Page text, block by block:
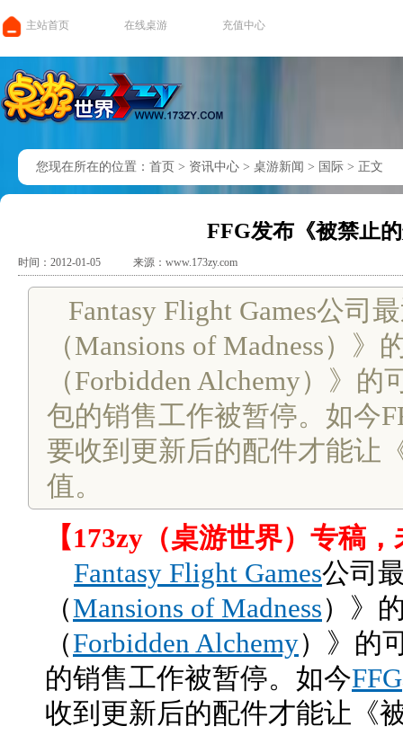
主站首页 在线桌游 充值中心
您现在所在的位置： 首页 > 资讯中心 > 桌游新闻 > 国际 > 正文
FFG发布《被禁止
时间：2012-01-05 来源：www.173zy.com
Fantasy Flight Games公司
（Mansions of Madness）
（Forbidden Alchemy）》
包的销售工作被暂停。如今
要收到更新后的配件才能让
值。
【173zy（桌游世界）专稿
Fantasy Flight Games公司
（Mansions of Madness）》
（Forbidden Alchemy）》的
的销售工作被暂停。如今FFG
收到更新后的配件才能让《